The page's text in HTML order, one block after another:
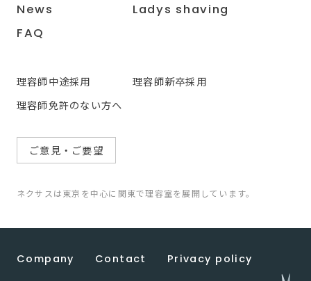
News
Ladys shaving
FAQ
理容師中途採用
理容師新卒採用
理容師免許のない方へ
ご意見・ご要望
ネクサスは東京を中心に関東で理容室を展開しています。
Company Contact Privacy policy